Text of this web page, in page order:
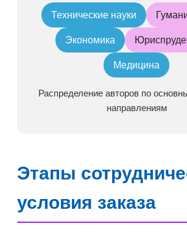
Технические науки
Экономика
Медицина
Распределение авторов по
направлениям
Этапы
условия заказа